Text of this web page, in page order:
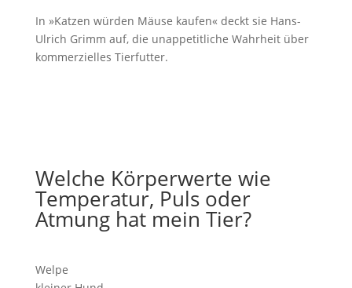
In »Katzen würden Mäuse kaufen« deckt sie Hans-
Ulrich Grimm auf, die unappetitliche Wahrheit über
kommerzielles Tierfutter.
Welche Körperwerte wie
Temperatur, Puls oder
Atmung hat mein Tier?
Welpe